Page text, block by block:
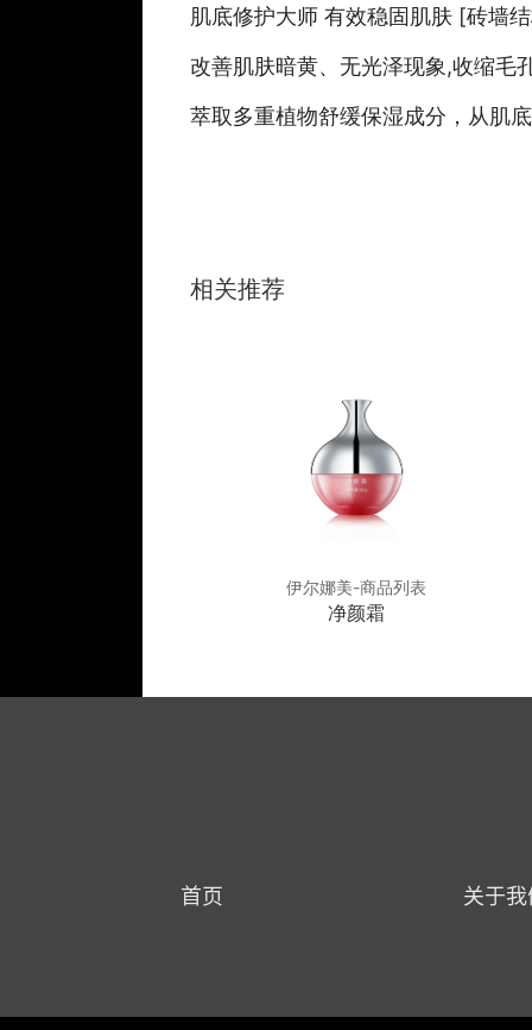
肌底修护大师 有效稳固肌肤 [砖墙
改善肌肤暗黄、无光泽现象,收缩毛
萃取多重植物舒缓保湿成分，从肌
相关推荐
伊尔娜美-商品列表
净颜霜
首页 关于